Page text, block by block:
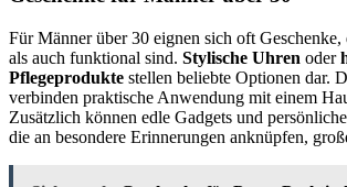
Für Männer über 30 eignen sich oft
als auch funktional sind. Stylische Uhren oder
Pflegeprodukte stellen beliebte Optionen dar.
verbinden praktische Anwendung mit einem
Zusätzlich können edle Gadgets und persönliche
die an besondere Erinnerungen anknüpfen,